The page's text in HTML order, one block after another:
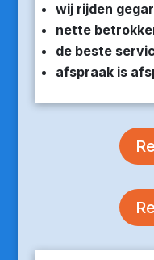
wij rijden
nette
de beste
afspraak is